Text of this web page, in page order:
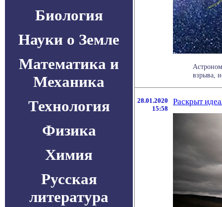
Биология
Науки о Земле
Математика и
Механика
Технология
Физика
Химия
Русская
литература
взрыва,
28.01.2020
15:58
Раскрыт